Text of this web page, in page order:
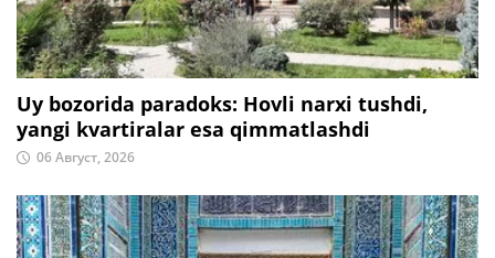
Uy bozorida paradoks: Hovli narxi tushdi,
yangi kvartiralar esa qimmatlashdi
06 Август, 2026